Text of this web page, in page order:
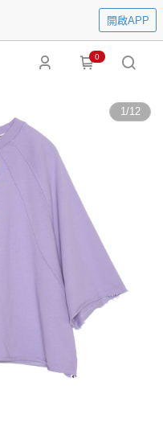
開啟APP
0
1/12